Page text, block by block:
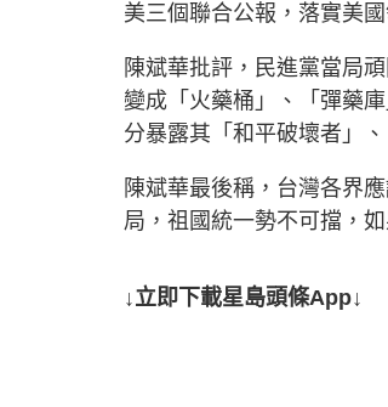
美三個聯合公報，落實美
陳斌華批評，民進黨當局
變成「火藥桶」、「彈藥
分暴露其「和平破壞者」
陳斌華最後稱，台灣各界
局，祖國統一勢不可擋，
↓立即下載星島頭條App↓